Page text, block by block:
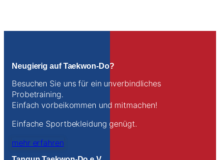
Neugierig auf Taekwon-Do?
Besuchen Sie uns für ein unverbindliches
Probetraining.
Einfach vorbeikommen und mitmachen!
Einfache Sportbekleidung genügt.
mehr erfahren